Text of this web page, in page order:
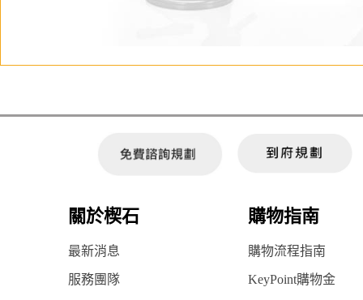
關於楔石 購物指南
最新消息 購物流程指南
服務團隊 KeyPoint購物金